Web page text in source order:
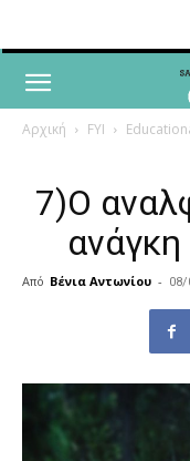
Αρχική FYI
7)Ο
Από Βένια Αντωνίου - 08/